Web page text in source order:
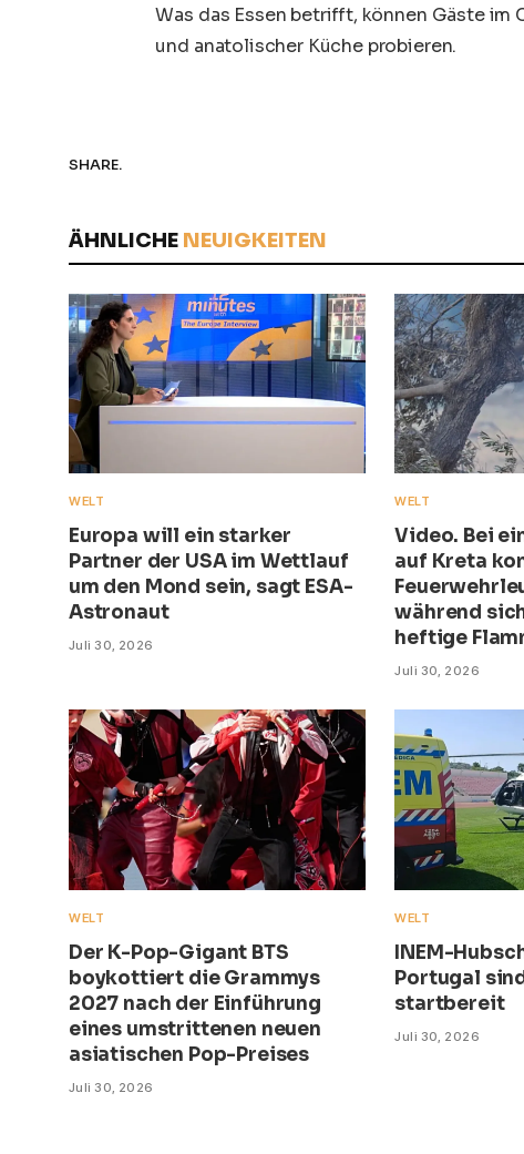
Was das Essen betrifft, können Gäste
und anatolischer Küche probieren.
SHARE.
ÄHNLICHE NEUIGKEITEN
WELT
Europa will ein starker
Partner der USA im Wettlauf
um den Mond sein, sagt ESA-
Astronaut
Juli 30, 2026
WELT
Video. Bei
auf Kreta
während
heftige
Juli 30, 2026
WELT
Der K-Pop-Gigant BTS
boykottiert die Grammys
2027 nach der Einführung
eines umstrittenen neuen
asiatischen Pop-Preises
Juli 30, 2026
WELT
INEM-
Portugal
startbereit
Juli 30, 2026